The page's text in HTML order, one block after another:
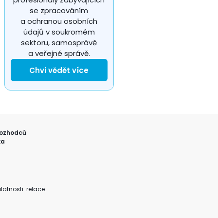
se zpracováním
a ochranou osobních
údajů v soukromém
sektoru, samosprávě
a veřejné správě.
Chvi vědět více
relace.